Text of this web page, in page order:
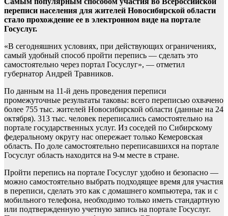
переписи населения для жителей Новосибирской области
стало прохождение ее в электронном виде на портале
Госуслуг.
«В сегодняшних условиях, при действующих ограничениях,
самый удобный способ пройти перепись — сделать это
самостоятельно через портал Госуслуг», — отметил
губернатор Андрей Травников.
По данным на 11-й день проведения переписи
промежуточные результаты таковы: всего переписью охвачено
более 755 тыс. жителей Новосибирской области (данные на 24
октября). 313 тыс. человек переписались самостоятельно на
портале государственных услуг. Из соседей по Сибирскому
федеральному округу нас опережает только Кемеровская
область. По доле самостоятельно переписавшихся на портале
Госуслуг область находится на 9-м месте в стране.
Пройти перепись на портале Госуслуг удобно и безопасно —
можно самостоятельно выбрать подходящее время для участия
в переписи, сделать это как с домашнего компьютера, так и с
мобильного телефона, необходимо только иметь стандартную
или подтвержденную учетную запись на портале Госуслуг.